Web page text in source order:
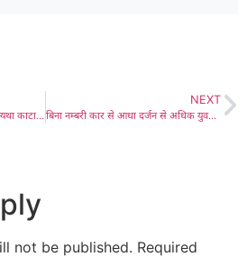
सभी बाइक चालक हेलमेट पहनें, अन्यथा काटा जाएगा चालान : मांस विक्रेता सफाई-शुद्धता और पर्दे लगा कर रखें दुकानें, नगर पालिका को किया पांबद, लाडनूं में एसडीएम की अध्यक्षता में हुई सीएलजी सदस्यों और व्यापारियों की बैठक
NEXT
बिना नम्बरी कार से आधा दर्जन से अधिक युवकों ने लाडनूं में होटल संचालक का अपहरण किया, उसके साथ मारपीट के बाद लूट लिया, गोरेड़ी चौराहे स्थित सर्वोत्तम होटल से सफेद स्विफ्ट कार से संचालक को उठा कर विधायक निवास की तरफ ले जाकर लूटा
not be published. Required